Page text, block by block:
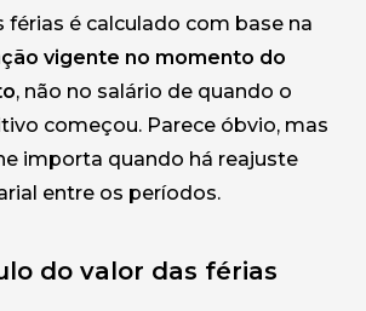
férias é calculado com base na
vigente no momento do
, não no salário de quando o
começou. Parece óbvio, mas
importa quando há reajuste
entre os períodos.
do valor das férias